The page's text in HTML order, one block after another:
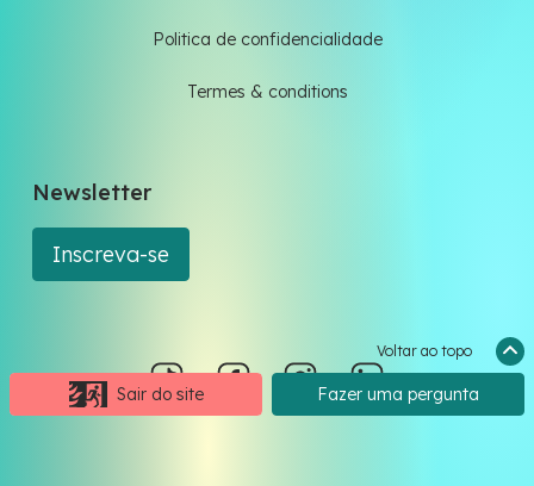
Sair do site Fazer uma pergunta
Voltar ao topo
Politica de confidencialidade
Termes & conditions
Newsletter
Inscreva-se